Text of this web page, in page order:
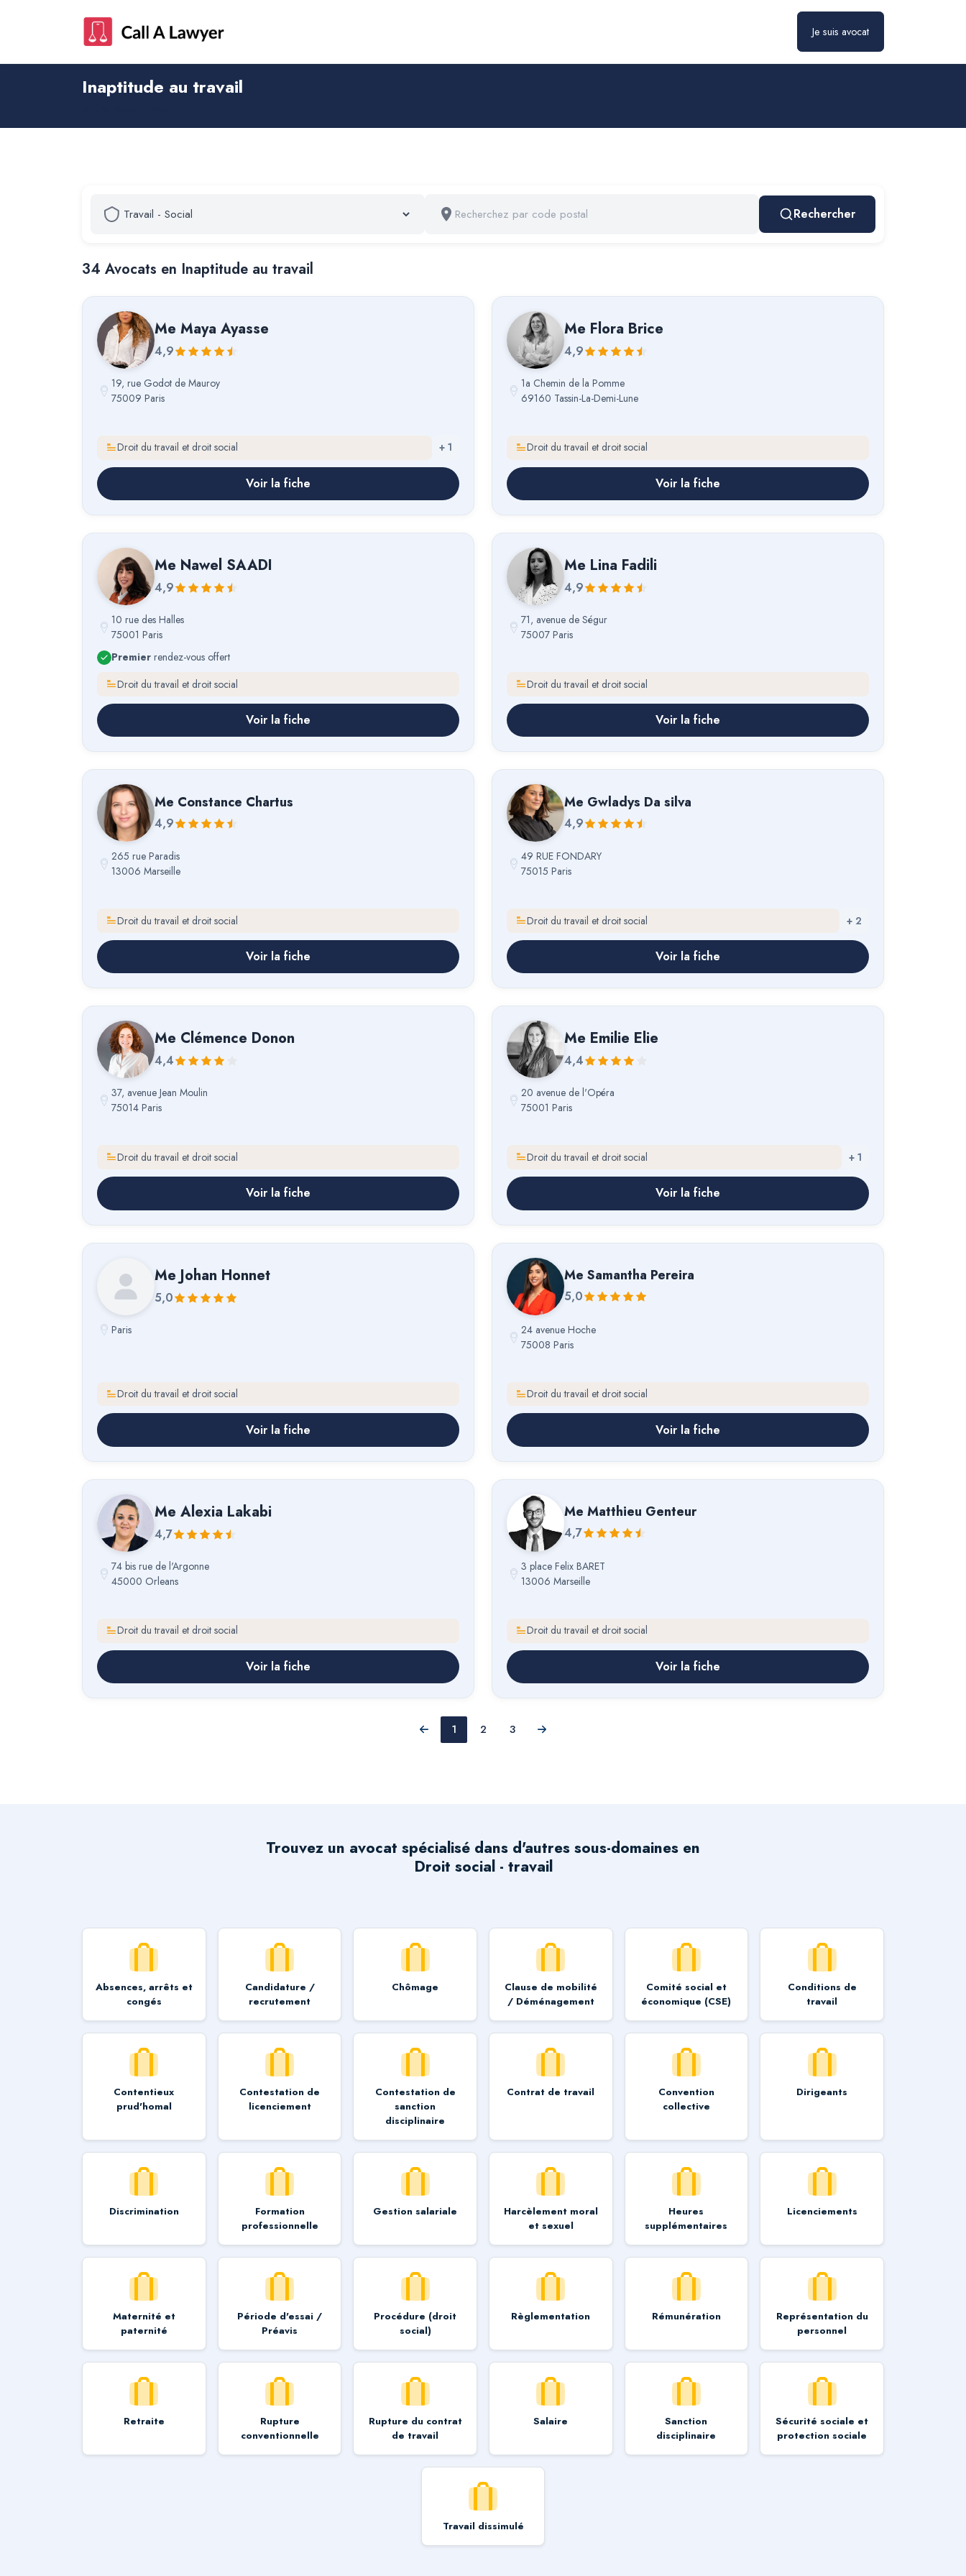
Je suis avocat
Inaptitude au travail
Rechercher
34 Avocats en Inaptitude au travail
Me Maya Ayasse
4,9
19, rue Godot de Mauroy
75009 Paris
Droit du travail et droit social + 1
Voir la fiche
Me Flora Brice
4,9
1a Chemin de la Pomme
69160 Tassin-La-Demi-Lune
Droit du travail et droit social
Voir la fiche
Me Nawel SAADI
4,9
10 rue des Halles
75001 Paris
Premier rendez-vous offert
Droit du travail et droit social
Voir la fiche
Me Lina Fadili
4,9
71, avenue de Ségur
75007 Paris
Droit du travail et droit social
Voir la fiche
Me Constance Chartus
4,9
265 rue Paradis
13006 Marseille
Droit du travail et droit social
Voir la fiche
Me Gwladys Da silva
4,9
49 RUE FONDARY
75015 Paris
Droit du travail et droit social + 2
Voir la fiche
Me Clémence Donon
4,4
37, avenue Jean Moulin
75014 Paris
Droit du travail et droit social
Voir la fiche
Me Emilie Elie
4,4
20 avenue de l'Opéra
75001 Paris
Droit du travail et droit social + 1
Voir la fiche
Me Johan Honnet
5,0
Paris
Droit du travail et droit social
Voir la fiche
Me Samantha Pereira
5,0
24 avenue Hoche
75008 Paris
Droit du travail et droit social
Voir la fiche
Me Alexia Lakabi
4,7
74 bis rue de l'Argonne
45000 Orleans
Droit du travail et droit social
Voir la fiche
Me Matthieu Genteur
4,7
3 place Felix BARET
13006 Marseille
Droit du travail et droit social
Voir la fiche
Précédent
1 2 3 Suivant
Trouvez un avocat spécialisé dans d'autres sous-domaines en
Droit social - travail
Absences, arrêts et
congés
Candidature /
recrutement
Chômage
Clause de mobilité
/ Déménagement
Comité social et
économique (CSE)
Conditions de
travail
Contentieux
prud'homal
Contestation de
licenciement
Contestation de
sanction
disciplinaire
Contrat de travail
Convention
collective
Dirigeants
Discrimination
Formation
professionnelle
Gestion salariale
Harcèlement moral
et sexuel
Heures
supplémentaires
Licenciements
Maternité et
paternité
Période d'essai /
Préavis
Procédure (droit
social)
Règlementation Rémunération
Représentation du
personnel
Retraite
Rupture
conventionnelle
Rupture du contrat
de travail
Salaire
Sanction
disciplinaire
Sécurité sociale et
protection sociale
Travail dissimulé